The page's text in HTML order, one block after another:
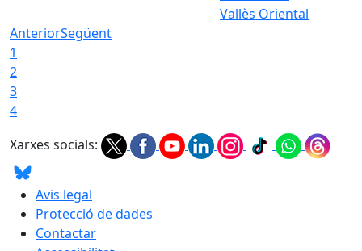
Vallès Oriental
AnteriorSegüent
1
2
3
4
Xarxes socials:
Avis legal
Protecció de dades
Contactar